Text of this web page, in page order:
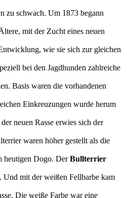
zu schwach. Um 1873 begann
mit der Zucht eines neuen
wie sie sich zur gleichen
bei den Jagdhunden zahlreiche
Basis waren die vorhandenen
Einkreuzungen wurde herum
neuen Rasse erwies sich der
waren höher gestellt als die
heutigen Dogo. DerBullterrier
Und mit der weißen Fellbarbe kam
Die weiße Farbe war eine